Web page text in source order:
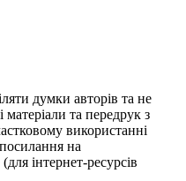
думки авторів та не
матеріали та передрук з
використанні
на
інтернет-ресурсів